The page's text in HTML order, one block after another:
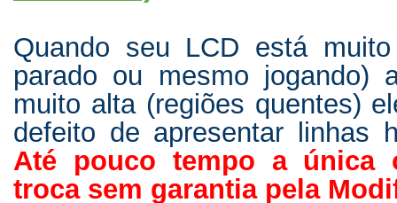
Quando seu LCD está
parado ou mesmo jogando)
muito alta (regiões quentes)
defeito de apresentar linhas
Até pouco tempo a única
troca sem garantia pela